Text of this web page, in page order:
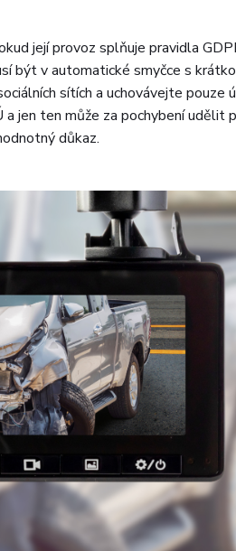
její provoz splňuje pravidla
být v automatické smyčce s
sítích a uchovávejte pouze
jen ten může za pochybení udělit
důkaz.